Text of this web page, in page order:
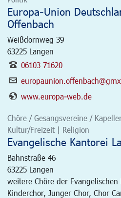
Europa-Union
Offenbach
Weißdornweg 39
63225 Langen
06103 71620
www.europa-web.de
Chöre / Gesangsvereine /
Kultur/Freizeit | Religion
Evangelische Kantorei
Bahnstraße 46
63225 Langen
weitere Chöre der
Kinderchor, Junger Chor, Chor